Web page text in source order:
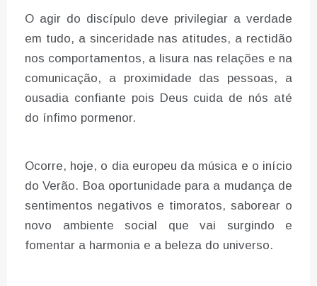
O agir do discípulo deve privilegiar a verdade
em tudo, a sinceridade nas atitudes, a rectidão
nos comportamentos, a lisura nas relações e na
comunicação, a proximidade das pessoas, a
ousadia confiante pois Deus cuida de nós até
do ínfimo pormenor.
Ocorre, hoje, o dia europeu da música e o início
do Verão. Boa oportunidade para a mudança de
sentimentos negativos e timoratos, saborear o
novo ambiente social que vai surgindo e
fomentar a harmonia e a beleza do universo.